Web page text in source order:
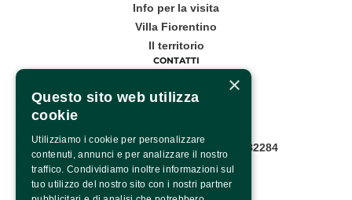
Info per la visita
Villa Fiorentino
Il territorio
CONTATTI
Corso Italia, 53
Infopoint WhatsApp: +39 081 8782284
Pagina contatti
SOCIAL
×
Questo sito web utilizza
cookie
Utilizziamo i cookie per personalizzare
contenuti, annunci e per analizzare il nostro
traffico. Condividiamo inoltre informazioni sul
tuo utilizzo del nostro sito con i nostri partner